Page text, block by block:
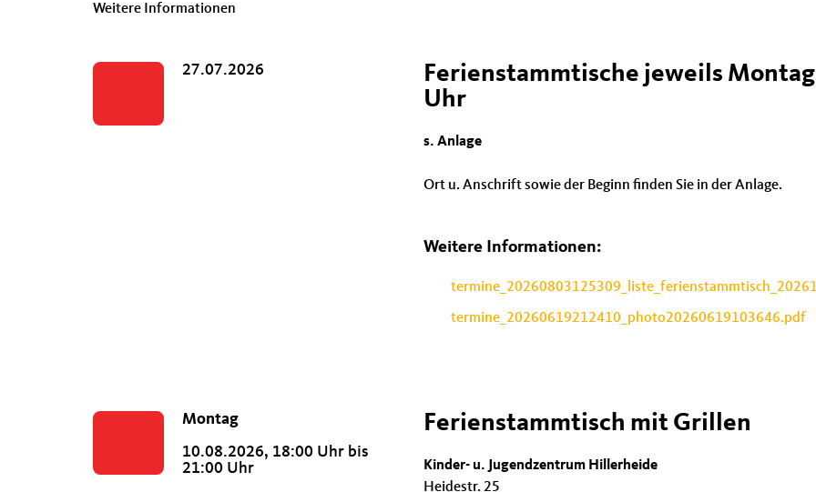
Weitere Informationen
27.07.2026
Ferienstammtische jeweils
Uhr
s. Anlage
Ort u. Anschrift sowie der Beginn finden Sie in der Anlage.
Weitere Informationen:
termine_20260619212410_photo20260619103646.pdf
Montag
10.08.2026, 18:00 Uhr bis
21:00 Uhr
Ferienstammtisch mit Grillen
Kinder- u. Jugendzentrum Hillerheide
Heidestr. 25